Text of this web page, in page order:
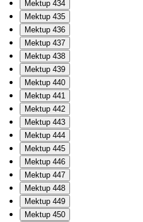
Mektup 434
Mektup 435
Mektup 436
Mektup 437
Mektup 438
Mektup 439
Mektup 440
Mektup 441
Mektup 442
Mektup 443
Mektup 444
Mektup 445
Mektup 446
Mektup 447
Mektup 448
Mektup 449
Mektup 450